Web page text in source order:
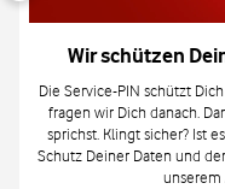
Wir schützen
Die Service-PIN schützt
fragen wir Dich danach.
sprichst. Klingt sicher? Ist
Schutz Deiner Daten und
unserem